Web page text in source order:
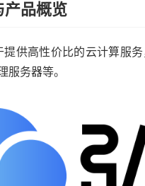
产品概览
供高性价比的云计算服
务器等。